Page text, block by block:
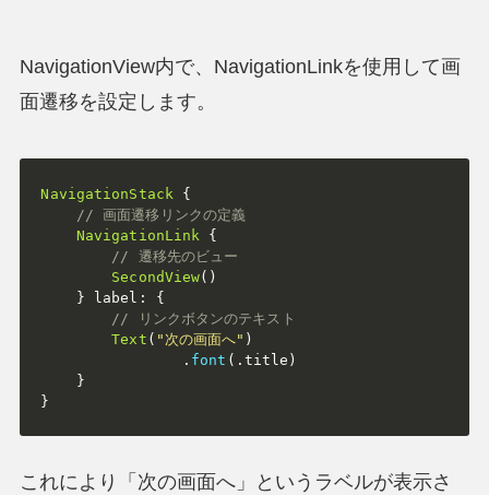
NavigationView内で、NavigationLinkを使用して画
面遷移を設定します。
NavigationStack
{
// 画面遷移リンクの定義
NavigationLink
{
// 遷移先のビュー
SecondView( )
} label :
{
// リンクボタンのテキスト
Text ( "次の画面へ" )
. font ( . title )
}
}
これにより「次の画面へ」というラベルが表示さ